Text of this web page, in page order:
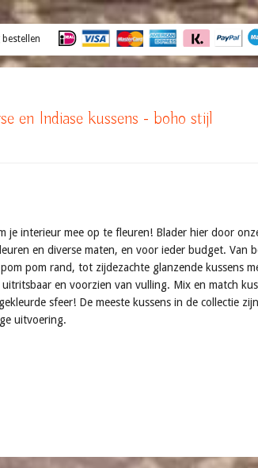
bestellen
en Indiase kussens - boho stijl
je interieur mee op te fleuren! Blader hier door
en diverse maten, en voor ieder budget. Van
pom rand, tot zijdezachte glanzende kussens
en voorzien van vulling. Mix en match
sfeer! De meeste kussens in de collectie
uitvoering.